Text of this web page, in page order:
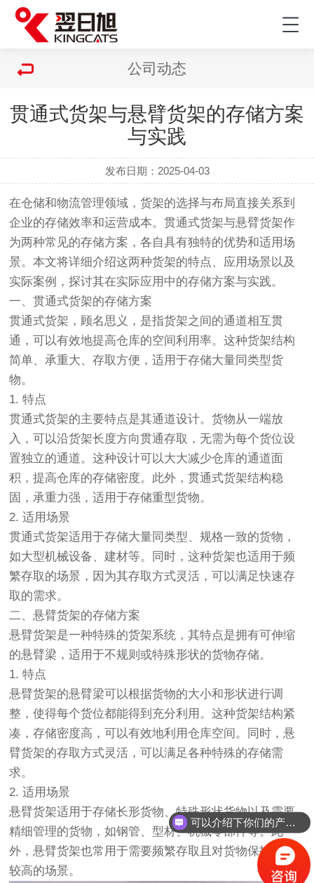
公司动态
贯通式货架与悬臂货架的存储方案
与实践
发布日期：2025-04-03
在仓储和物流管理领域，货架的选择与布局直接关系到
企业的存储效率和运营成本。贯通式货架与悬臂货架作
为两种常见的存储方案，各自具有独特的优势和适用场
景。本文将详细介绍这两种货架的特点、应用场景以及
实际案例，探讨其在实际应用中的存储方案与实践。
一、贯通式货架的存储方案
贯通式货架，顾名思义，是指货架之间的通道相互贯
通，可以有效地提高仓库的空间利用率。这种货架结构
简单、承重大、存取方便，适用于存储大量同类型货
物。
1. 特点
贯通式货架的主要特点是其通道设计。货物从一端放
入，可以沿货架长度方向贯通存取，无需为每个货位设
置独立的通道。这种设计可以大大减少仓库的通道面
积，提高仓库的存储密度。此外，贯通式货架结构稳
固，承重力强，适用于存储重型货物。
2. 适用场景
贯通式货架适用于存储大量同类型、规格一致的货物，
如大型机械设备、建材等。同时，这种货架也适用于频
繁存取的场景，因为其存取方式灵活，可以满足快速存
取的需求。
二、悬臂货架的存储方案
悬臂货架是一种特殊的货架系统，其特点是拥有可伸缩
的悬臂梁，适用于不规则或特殊形状的货物存储。
1. 特点
悬臂货架的悬臂梁可以根据货物的大小和形状进行调
整，使得每个货位都能得到充分利用。这种货架结构紧
凑，存储密度高，可以有效地利用仓库空间。同时，悬
臂货架的存取方式灵活，可以满足各种特殊的存储需
求。
2. 适用场景
悬臂货架适用于存储长形货物、特殊形状货物以及需要
精细管理的货物，如钢管、型材、机械零部件等。此
外，悬臂货架也常用于需要频繁存取且对货物保护要求
较高的场景。
可以介绍下你们的产品么？